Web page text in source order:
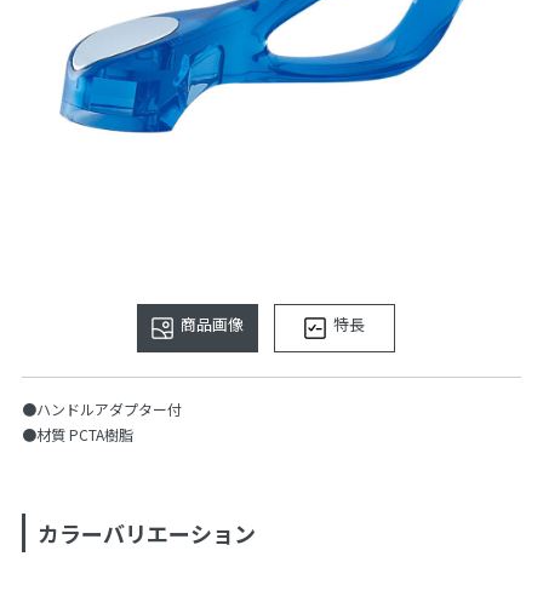
商品画像 特長
●ハンドルアダプター付
●材質 PCTA樹脂
カラーバリエーション